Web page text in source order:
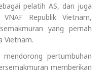
pelatih AS, dan juga
Republik Vietnam,
yang pernah
Vietnam.
pertumbuhan
memberikan